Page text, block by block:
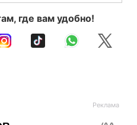
где вам удобно!